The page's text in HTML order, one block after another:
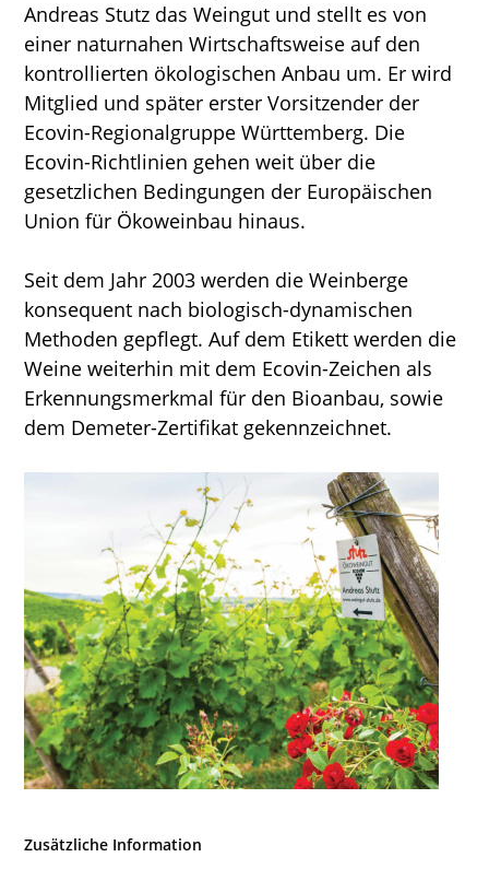
Andreas Stutz das Weingut und stellt es von
einer naturnahen Wirtschaftsweise auf den
kontrollierten ökologischen Anbau um. Er wird
Mitglied und später erster Vorsitzender der
Ecovin-Regionalgruppe Württemberg. Die
Ecovin-Richtlinien gehen weit über die
gesetzlichen Bedingungen der Europäischen
Union für Ökoweinbau hinaus.
Seit dem Jahr 2003 werden die Weinberge
konsequent nach biologisch-dynamischen
Methoden gepflegt. Auf dem Etikett werden die
Weine weiterhin mit dem Ecovin-Zeichen als
Erkennungsmerkmal für den Bioanbau, sowie
dem Demeter-Zertifikat gekennzeichnet.
Zusätzliche Information